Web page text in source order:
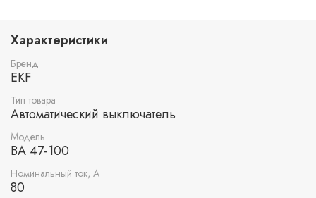
установках.
Характеристики
Бренд
EKF
Тип товара
Автоматический выключатель
Модель
ВА 47-100
Номинальный ток, А
80